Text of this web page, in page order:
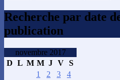
Recherche par date
publication
novembre 2017
D L M M J V S
1
2 3
4